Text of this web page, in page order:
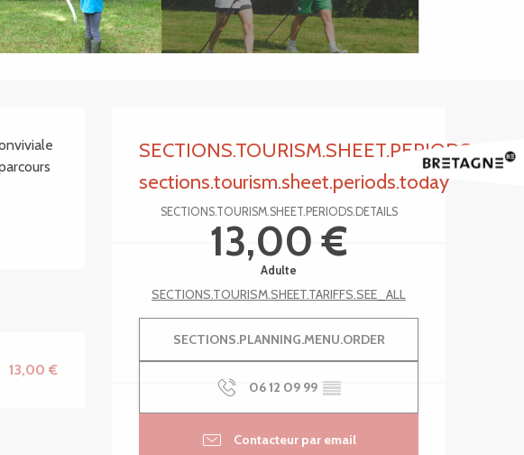
sections.tourism.sheet.periods.today
SECTIONS.TOURISM.SHEET.PERIODS.DETAILS
13,00 €
Adulte
SECTIONS.TOURISM.SHEET.TARIFFS.SEE_ALL
SECTIONS.PLANNING.MENU.ORDER
06 12 09 99 ▒▒
Contacteur par email
13,00 €